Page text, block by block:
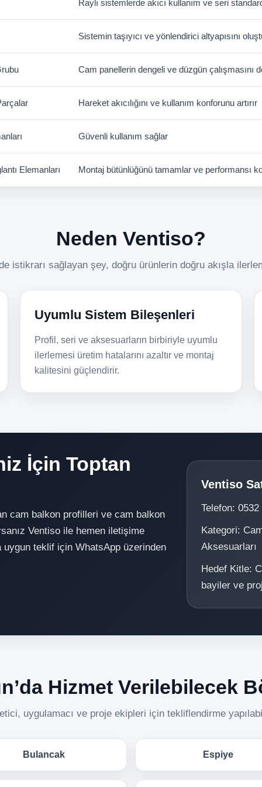
Raylı sistemlerde akıcı kullanım ve seri
Sistemin taşıyıcı ve yönlendirici altyapısını
Cam panellerin dengeli ve düzgün çalışmasını
Hareket akıcılığını ve kullanım konforunu artırır
Güvenli kullanım sağlar
Elemanları Montaj bütünlüğünü tamamlar ve performansı
Neden Ventiso?
istikrarı sağlayan şey, doğru ürünlerin doğru akışla
Uyumlu Sistem Bileşenleri
Profil, seri ve aksesuarların birbiriyle uyumlu
ilerlemesi üretim hatalarını azaltır ve montaj
kalitesini güçlendirir.
İçin Toptan
cam balkon profilleri ve cam balkon
Ventiso ile hemen iletişime
teklif için WhatsApp üzerinden
Ventiso
Telefon:
Kategori:
Aksesuarları
Hedef Kitle:
bayiler ve
Hizmet Verilebilecek
uygulamacı ve proje ekipleri için tekliflendirme
Bulancak Espiye